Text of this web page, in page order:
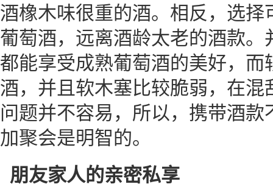
酒橡木味很重的酒。相反，选
葡萄酒，远离酒龄太老的酒款
都能享受成熟葡萄酒的美好，
酒，并且软木塞比较脆弱，在
问题并不容易，所以，携带酒
加聚会是明智的。
朋友家人的亲密私享